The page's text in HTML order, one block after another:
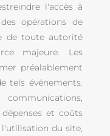
l'accès à
opérations de
de toute autorité
majeure. Les
préalablement
tels événements.
et coûts
l'utilisation du site,